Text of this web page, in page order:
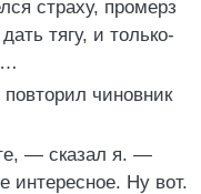
страху, промерз
тягу, и только-
чиновник
— сказал я. —
интересное. Ну вот.